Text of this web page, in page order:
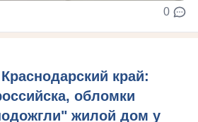
0
край:
обломки
жилой дом у